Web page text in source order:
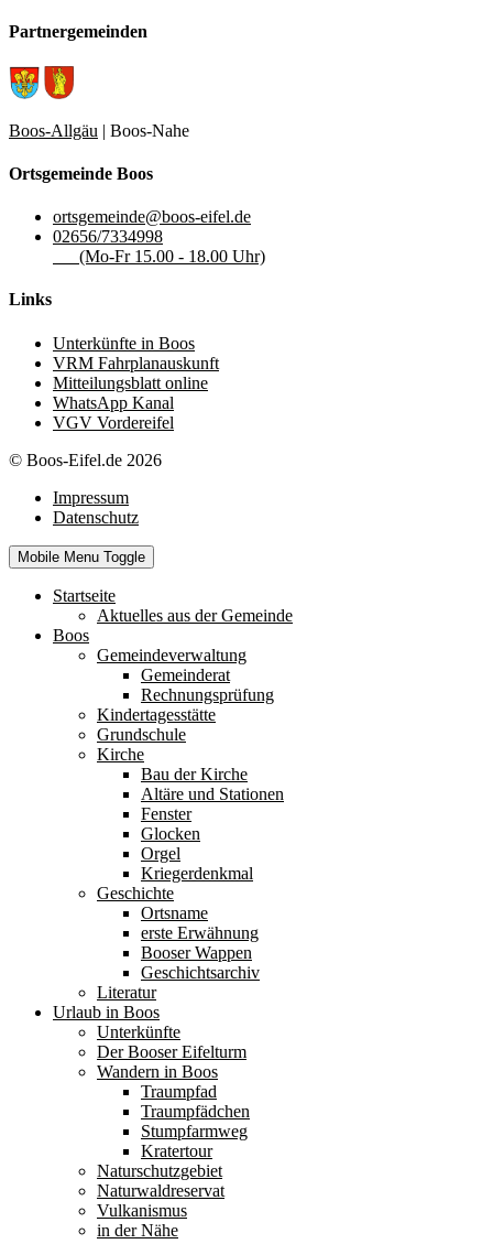
Partnergemeinden
Boos-Allgäu | Boos-Nahe
Ortsgemeinde Boos
ortsgemeinde@boos-eifel.de
02656/7334998
(Mo-Fr 15.00 - 18.00 Uhr)
Links
Unterkünfte in Boos
VRM Fahrplanauskunft
Mitteilungsblatt online
WhatsApp Kanal
VGV Vordereifel
© Boos-Eifel.de 2026
Impressum
Datenschutz
Mobile Menu Toggle
Startseite
Aktuelles aus der Gemeinde
Boos
Gemeindeverwaltung
Gemeinderat
Rechnungsprüfung
Kindertagesstätte
Grundschule
Kirche
Bau der Kirche
Altäre und Stationen
Fenster
Glocken
Orgel
Kriegerdenkmal
Geschichte
Ortsname
erste Erwähnung
Booser Wappen
Geschichtsarchiv
Literatur
Urlaub in Boos
Unterkünfte
Der Booser Eifelturm
Wandern in Boos
Traumpfad
Traumpfädchen
Stumpfarmweg
Kratertour
Naturschutzgebiet
Naturwaldreservat
Vulkanismus
in der Nähe